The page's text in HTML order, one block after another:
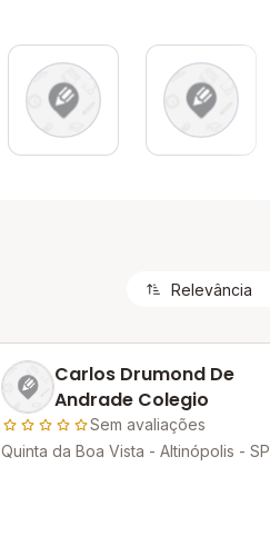
Carlos Drumond De
Andrade Colegio
Sem avaliações
Quinta da Boa Vista - Altinópolis - SP